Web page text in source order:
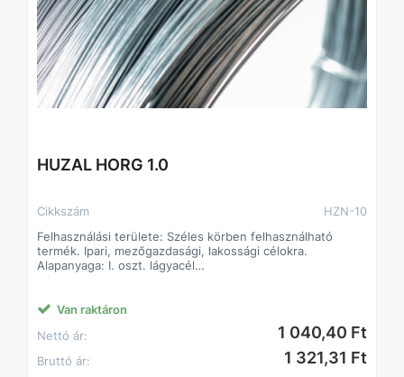
HUZAL HORG 1.0
Cikkszám
HZN-10
Felhasználási területe: Széles körben felhasználható
termék. Ipari, mezőgazdasági, lakossági célokra.
Alapanyaga: I. oszt. lágyacél
galvanizálás.
Van raktáron
Nettó ár:
1 040,40 Ft
Bruttó ár: 1 321,31 Ft